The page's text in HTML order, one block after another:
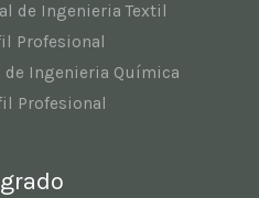
de Ingenieria Textil
Profesional
de Ingenieria Química
Profesional